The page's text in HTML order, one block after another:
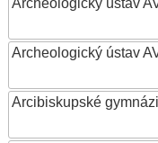
Archeologický ústav
Archeologický ústav
Arcibiskupské